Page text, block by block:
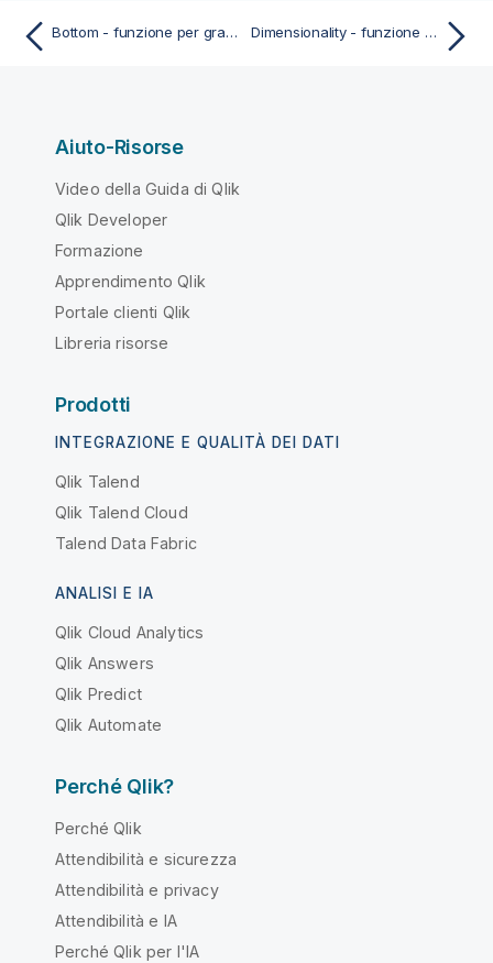
Bottom - funzione per grafici Dimensionality - funzione per grafici
Aiuto-Risorse
Video della Guida di Qlik
Qlik Developer
Formazione
Apprendimento Qlik
Portale clienti Qlik
Libreria risorse
Prodotti
INTEGRAZIONE E QUALITÀ DEI DATI
Qlik Talend
Qlik Talend Cloud
Talend Data Fabric
ANALISI E IA
Qlik Cloud Analytics
Qlik Answers
Qlik Predict
Qlik Automate
Perché Qlik?
Perché Qlik
Attendibilità e sicurezza
Attendibilità e privacy
Attendibilità e IA
Perché Qlik per l'IA